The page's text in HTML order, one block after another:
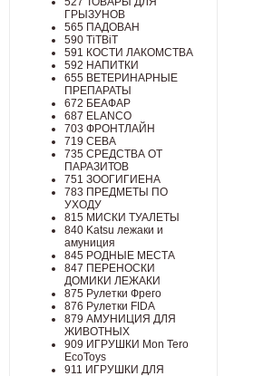
ГРЫЗУНОВ
565 ПАДОВАН
590 TiTBiT
591 КОСТИ ЛАКОМСТВА
592 НАПИТКИ
655 ВЕТЕРИНАРНЫЕ
ПРЕПАРАТЫ
672 БЕАФАР
687 ELANCO
703 ФРОНТЛАЙН
719 СЕВА
735 СРЕДСТВА ОТ
ПАРАЗИТОВ
751 ЗООГИГИЕНА
783 ПРЕДМЕТЫ ПО
УХОДУ
815 МИСКИ ТУАЛЕТЫ
840 Katsu лежаки и
амуниция
845 РОДНЫЕ МЕСТА
847 ПЕРЕНОСКИ
ДОМИКИ ЛЕЖАКИ
875 Рулетки Фрего
876 Рулетки FIDA
879 АМУНИЦИЯ ДЛЯ
ЖИВОТНЫХ
909 ИГРУШКИ Mon Tero
EcoToys
911 ИГРУШКИ ДЛЯ